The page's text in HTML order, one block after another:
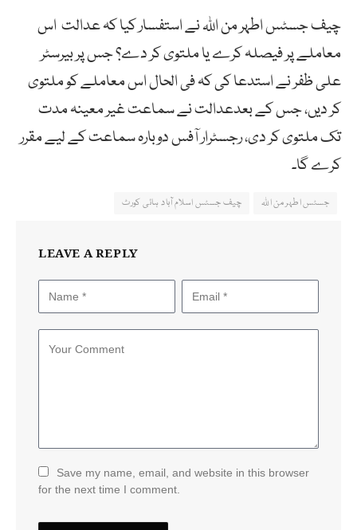
چیف جسٹس اطہر من اللہ نے استفسار کیا کہ عدالت اس
معاملے پر فیصلہ کرے یا ملتوی کر دے؟ جس پر بیرسٹر
علی ظفر نے استدعا کی کہ فی الحال اس معاملے کو ملتوی
کر دیں، جس کے بعدعدالت نے سماعت غیر معینہ مدت
تک ملتوی کر دی، رجسٹرار آفس دوبارہ سماعت کے لیے مقرر
کرے گا۔
جسٹس اطہر من اللہ چیف جسٹس اسلام آباد ہائی کورٹ
LEAVE A REPLY
Save my name, email, and website in this browser
for the next time I comment.